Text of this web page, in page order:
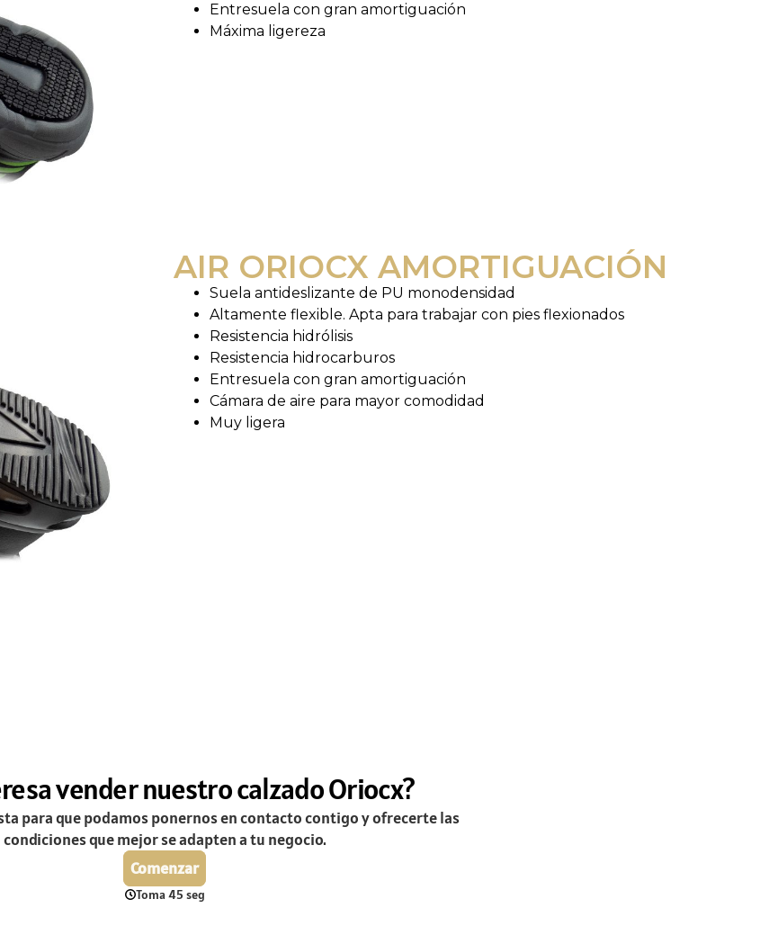
Entresuela con gran amortiguación
Máxima ligereza
AIR ORIOCX AMORTIGUACIÓN
Suela antideslizante de PU monodensidad
Altamente flexible. Apta para trabajar con pies flexionados
Resistencia hidrólisis
Resistencia hidrocarburos
Entresuela con gran amortiguación
Cámara de aire para mayor comodidad
Muy ligera